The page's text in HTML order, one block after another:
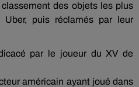
des objets les plus
puis réclamés par leur
par le joueur du XV de
américain ayant joué dans